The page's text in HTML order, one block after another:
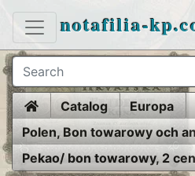
notafilia-
HomeCatalog Europa
Polen, Bon towarowy och
Pekao/ bon towarowy, 2